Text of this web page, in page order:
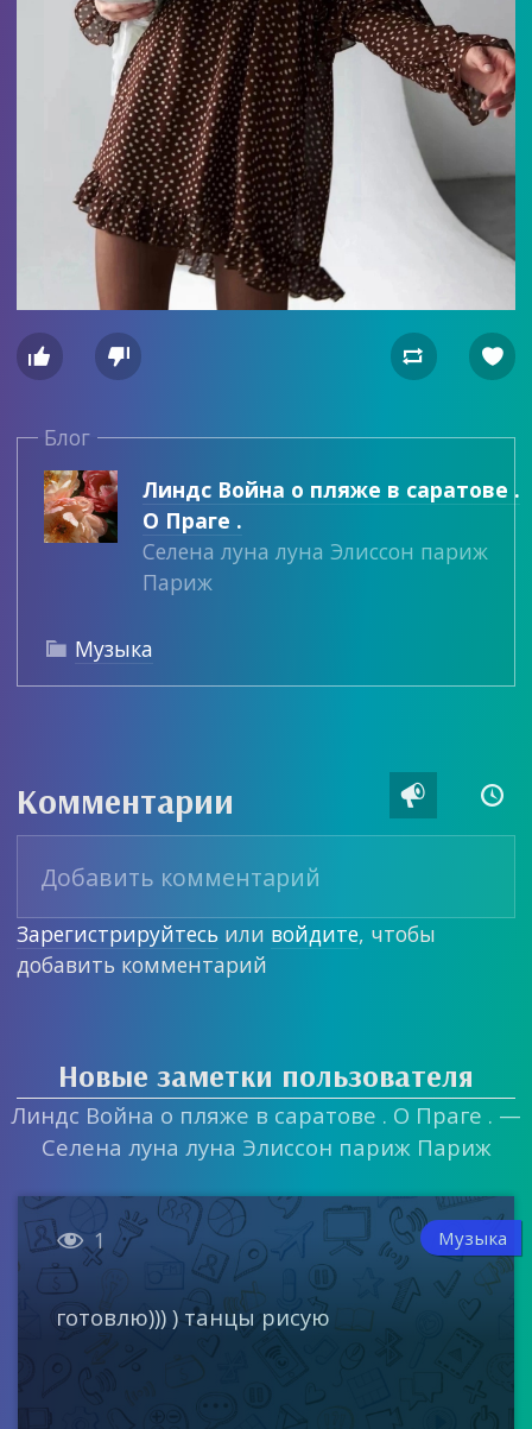
   
Блог
Линдс Война о пляже в саратове .
О Праге .
Селена луна луна Элиссон париж
Париж
 Музыка
Комментарии  
Зарегистрируйтесь или войдите, чтобы
добавить комментарий
Новые заметки пользователя
Линдс Война о пляже в саратове . О Праге . —
Селена луна луна Элиссон париж Париж
 1 Музыка
готовлю))) ) танцы рисую